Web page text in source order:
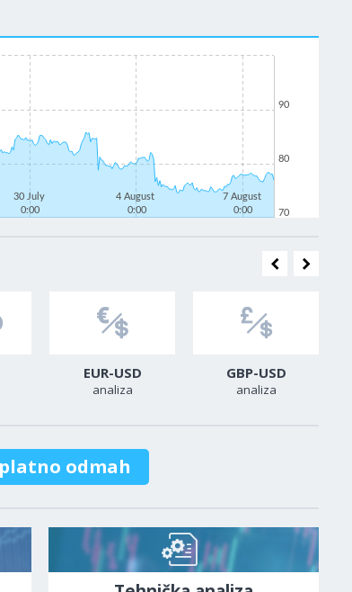
30 July
0:00
4 August
0:00
7 August
0:00
70
80
90
EUR-USD
analiza
GBP-USD
analiza
odmah